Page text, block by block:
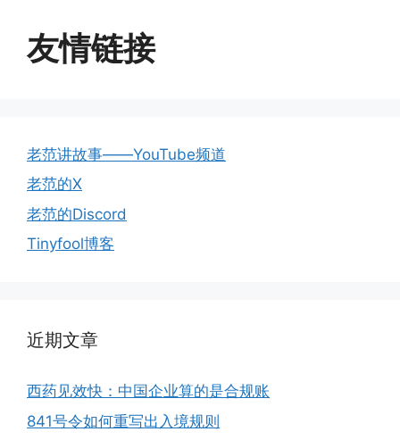
友情链接
老范讲故事——YouTube频道
老范的X
老范的Discord
Tinyfool博客
近期文章
西药见效快：中国企业算的是合规账
841号令如何重写出入境规则